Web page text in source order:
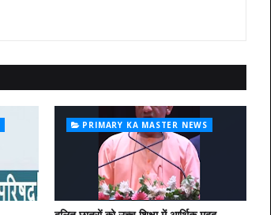
PRIMARY KA MASTER NEWS